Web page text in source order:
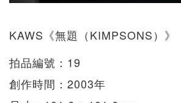
KAWS《無題（KIMPSONS）》
拍品編號：19
創作時間：2003年